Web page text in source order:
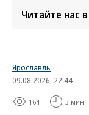
Читайте нас в
Ярославль
09.08.2026, 22:44
164 3 мин.